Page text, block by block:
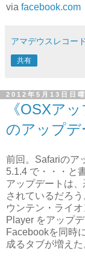
via facebook.com
アマデウスレコード
共有
2012年5月13日日曜
《OSXア
のアップデ
前回。Safariのア
5.1.4 で・・・と
アップデートは
されているだろ
ウンテン・ライ
Player をアップ
Facebookを同時
成るタブが増えた